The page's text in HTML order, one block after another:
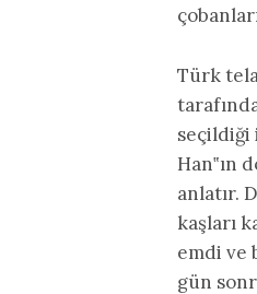
Türk
seçildiği
Han‟ın
anlatır.
kaşları
emdi ve
gün